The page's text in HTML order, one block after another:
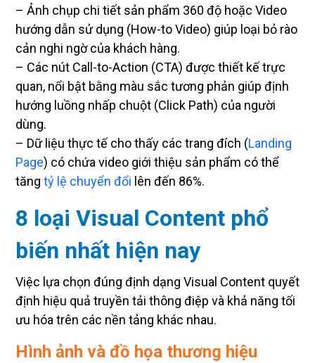
– Ảnh chụp chi tiết sản phẩm 360 độ hoặc Video
hướng dẫn sử dụng (How-to Video) giúp loại bỏ rào
cản nghi ngờ của khách hàng.
– Các nút Call-to-Action (CTA) được thiết kế trực
quan, nổi bật bằng màu sắc tương phản giúp định
hướng luồng nhấp chuột (Click Path) của người
dùng.
– Dữ liệu thực tế cho thấy các trang đích (Landing
Page) có chứa video giới thiệu sản phẩm có thể
tăng tỷ lệ chuyển đổi lên đến 86%.
8 loại Visual Content phổ
biến nhất hiện nay
Việc lựa chọn đúng định dạng Visual Content quyết
định hiệu quả truyền tải thông điệp và khả năng tối
ưu hóa trên các nền tảng khác nhau.
Hình ảnh và đồ họa thương hiệu